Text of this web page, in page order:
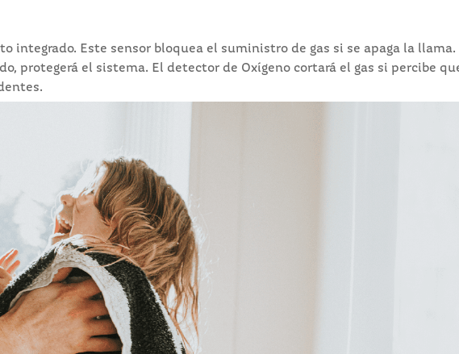
integrado. Este sensor bloquea el suministro de gas si se apaga la llama.
protegerá el sistema. El detector de Oxígeno cortará el gas si percibe